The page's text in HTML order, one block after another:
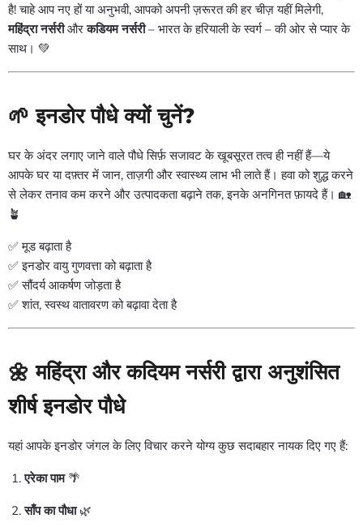
है! चाहे आप नए हों या अनुभवी, आपको अपनी ज़रूरत की हर चीज़ यहीं मिलेगी,
महिंद्रा नर्सरी और कडियम नर्सरी – भारत के हरियाली के स्वर्ग – की ओर से प्यार के
साथ। 💚
🌱 इनडोर पौधे क्यों चुनें?
घर के अंदर लगाए जाने वाले पौधे सिर्फ़ सजावट के खूबसूरत तत्व ही नहीं हैं—ये
आपके घर या दफ़्तर में जान, ताज़गी और स्वास्थ्य लाभ भी लाते हैं। हवा को शुद्ध करने
से लेकर तनाव कम करने और उत्पादकता बढ़ाने तक, इनके अनगिनत फ़ायदे हैं। 🏡
🪴
✅ मूड बढ़ाता है
✅ इनडोर वायु गुणवत्ता को बढ़ाता है
✅ सौंदर्य आकर्षण जोड़ता है
✅ शांत, स्वस्थ वातावरण को बढ़ावा देता है
🌼 महिंद्रा और कदियम नर्सरी द्वारा अनुशंसित
शीर्ष इनडोर पौधे
यहां आपके इनडोर जंगल के लिए विचार करने योग्य कुछ सदाबहार नायक दिए गए हैं:
एरेका पाम 🌴
साँप का पौधा 🌿